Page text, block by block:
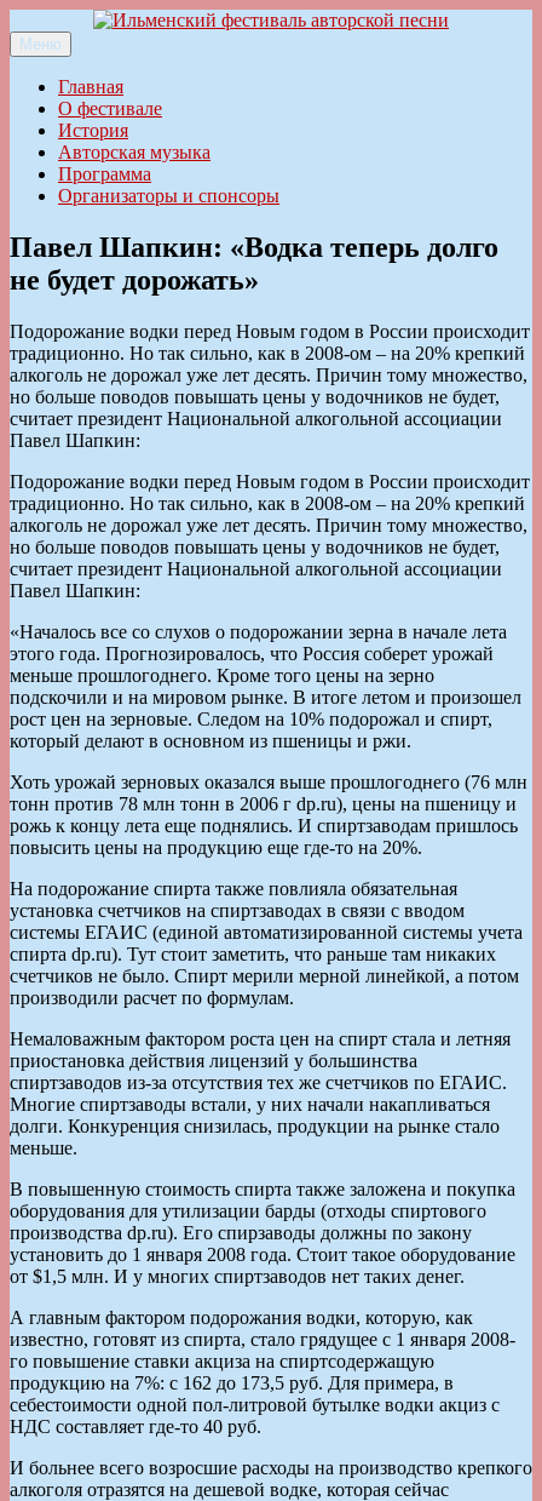
к
содержимому
Ильменский фестиваль авторской песни
Меню
Главная
О фестивале
История
Авторская музыка
Программа
Организаторы и спонсоры
Павел Шапкин: «Водка теперь долго
не будет дорожать»
Подорожание водки перед Новым годом в России происходит
традиционно. Но так сильно, как в 2008-ом – на 20% крепкий
алкоголь не дорожал уже лет десять. Причин тому множество,
но больше поводов повышать цены у водочников не будет,
считает президент Национальной алкогольной ассоциации
Павел Шапкин:
Подорожание водки перед Новым годом в России происходит
традиционно. Но так сильно, как в 2008-ом – на 20% крепкий
алкоголь не дорожал уже лет десять. Причин тому множество,
но больше поводов повышать цены у водочников не будет,
считает президент Национальной алкогольной ассоциации
Павел Шапкин:
«Началось все со слухов о подорожании зерна в начале лета
этого года. Прогнозировалось, что Россия соберет урожай
меньше прошлогоднего. Кроме того цены на зерно
подскочили и на мировом рынке. В итоге летом и произошел
рост цен на зерновые. Следом на 10% подорожал и спирт,
который делают в основном из пшеницы и ржи.
Хоть урожай зерновых оказался выше прошлогоднего (76 млн
тонн против 78 млн тонн в 2006 г dp.ru), цены на пшеницу и
рожь к концу лета еще поднялись. И спиртзаводам пришлось
повысить цены на продукцию еще где-то на 20%.
На подорожание спирта также повлияла обязательная
установка счетчиков на спиртзаводах в связи с вводом
системы ЕГАИС (единой автоматизированной системы учета
спирта dp.ru). Тут стоит заметить, что раньше там никаких
счетчиков не было. Спирт мерили мерной линейкой, а потом
производили расчет по формулам.
Немаловажным фактором роста цен на спирт стала и летняя
приостановка действия лицензий у большинства
спиртзаводов из-за отсутствия тех же счетчиков по ЕГАИС.
Многие спиртзаводы встали, у них начали накапливаться
долги. Конкуренция снизилась, продукции на рынке стало
меньше.
В повышенную стоимость спирта также заложена и покупка
оборудования для утилизации барды (отходы спиртового
производства dp.ru). Его спирзаводы должны по закону
установить до 1 января 2008 года. Стоит такое оборудование
от $1,5 млн. И у многих спиртзаводов нет таких денег.
А главным фактором подорожания водки, которую, как
известно, готовят из спирта, стало грядущее с 1 января 2008-
го повышение ставки акциза на спиртсодержащую
продукцию на 7%: с 162 до 173,5 руб. Для примера, в
себестоимости одной пол-литровой бутылке водки акциз с
НДС составляет где-то 40 руб.
И больнее всего возросшие расходы на производство крепкого
алкоголя отразятся на дешевой водке, которая сейчас